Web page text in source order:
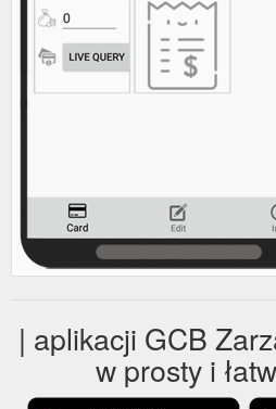
| aplikacji GCB
w prosty i